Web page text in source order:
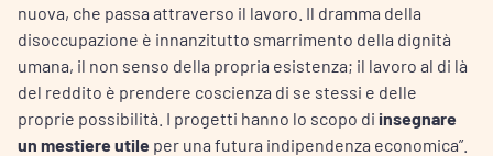
nuova, che passa attraverso il lavoro. Il dramma della
disoccupazione è innanzitutto smarrimento della dignità
umana, il non senso della propria esistenza; il lavoro al di là
del reddito è prendere coscienza di se stessi e delle
proprie possibilità. I progetti hanno lo scopo di insegnare
un mestiere utile per una futura indipendenza economica”.